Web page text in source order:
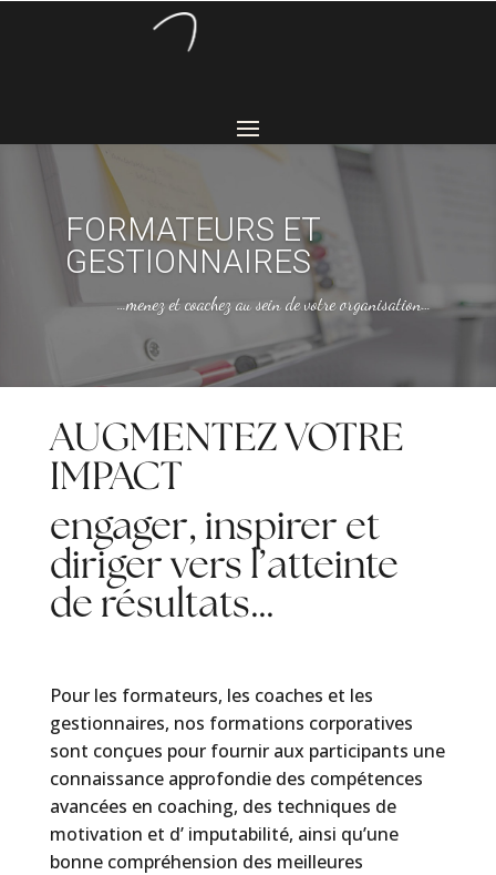
FORMATEURS ET
GESTIONNAIRES
…menez et coachez au sein de votre organisation…
AUGMENTEZ VOTRE
IMPACT
engager, inspirer et
diriger vers l’atteinte
de résultats…
Pour les formateurs, les coaches et les
gestionnaires, nos formations corporatives
sont conçues pour fournir aux participants une
connaissance approfondie des compétences
avancées en coaching, des techniques de
motivation et d’ imputabilité, ainsi qu’une
bonne compréhension des meilleures